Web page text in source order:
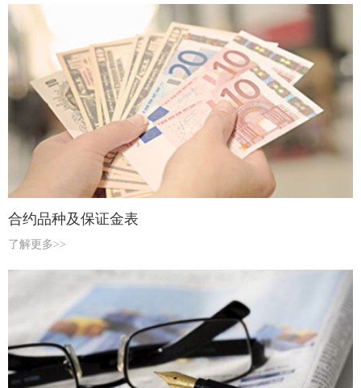
合约品种及保证金表
了解更多>>